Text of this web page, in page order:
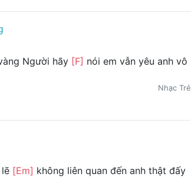
Người hãy [F] nói em vẫn yêu anh vô
Nhạc Trẻ
[Em] không liên quan đến anh thật đấy